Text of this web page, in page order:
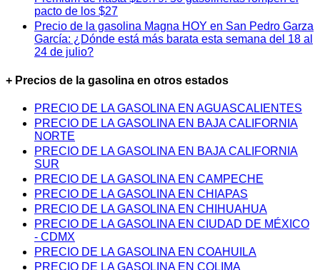
pacto de los $27
Precio de la gasolina Magna HOY en San Pedro Garza
García: ¿Dónde está más barata esta semana del 18 al
24 de julio?
+ Precios de la gasolina en otros estados
PRECIO DE LA GASOLINA EN AGUASCALIENTES
PRECIO DE LA GASOLINA EN BAJA CALIFORNIA
NORTE
PRECIO DE LA GASOLINA EN BAJA CALIFORNIA
SUR
PRECIO DE LA GASOLINA EN CAMPECHE
PRECIO DE LA GASOLINA EN CHIAPAS
PRECIO DE LA GASOLINA EN CHIHUAHUA
PRECIO DE LA GASOLINA EN CIUDAD DE MÉXICO
- CDMX
PRECIO DE LA GASOLINA EN COAHUILA
PRECIO DE LA GASOLINA EN COLIMA